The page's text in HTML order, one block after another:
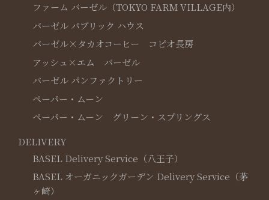
ファーム バーゼル（TOKYO FARM VILLAGE内）
バーゼル パブリック ハウス
バーゼル×タカオコーヒー コピオ長房
アッシュ×エム バーゼル
バーゼル パンファクトリー
ペーパー・ムーン
ペーパー・ムーン グリーン・スプリングス
DELIVERY
BASEL Delivery Service（八王子）
BASEL オーガニックガーデン Delivery Service（茅
ヶ崎）